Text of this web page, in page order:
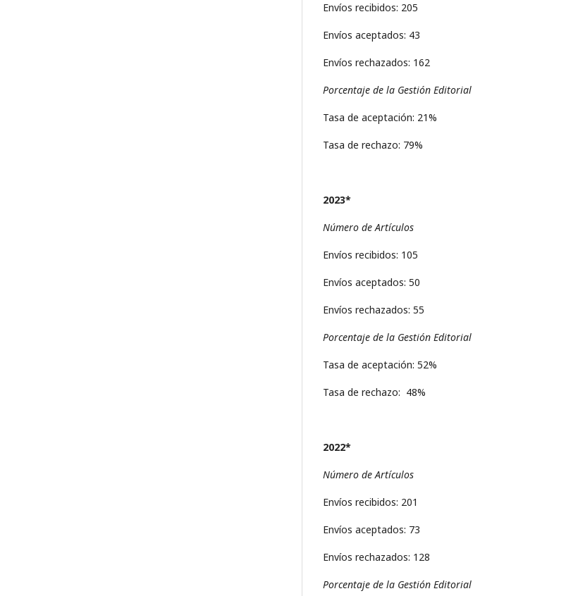
Envíos recibidos: 205
Envíos aceptados: 43
Envíos rechazados: 162
Porcentaje de la Gestión Editorial
Tasa de aceptación: 21%
Tasa de rechazo: 79%
2023*
Número de Artículos
Envíos recibidos: 105
Envíos aceptados: 50
Envíos rechazados: 55
Porcentaje de la Gestión Editorial
Tasa de aceptación: 52%
Tasa de rechazo: 48%
2022*
Número de Artículos
Envíos recibidos: 201
Envíos aceptados: 73
Envíos rechazados: 128
Porcentaje de la Gestión Editorial